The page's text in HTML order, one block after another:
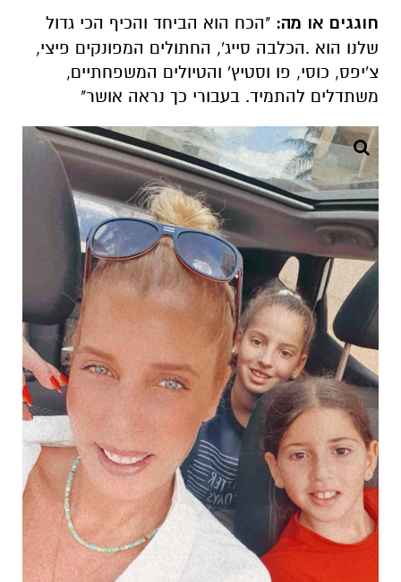
חוגגים או מה: "הכח הוא הביחד והכיף הכי גדול
שלנו הוא .הכלבה סייג', החתולים המפונקים פיצי,
צ'יפס, כוסי, פו וסטיץ' והטיולים המשפחתיים,
משתדלים להתמיד. בעבורי כך נראה אושר"